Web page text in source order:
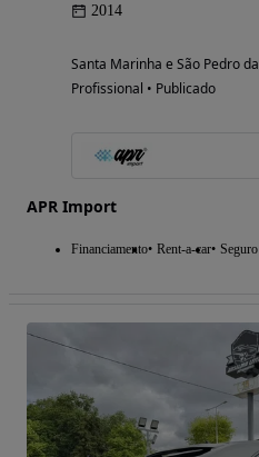
2014
Santa Marinha e São Pedro
Profissional • Publicado
APR Import
Financiamento Rent-a-car